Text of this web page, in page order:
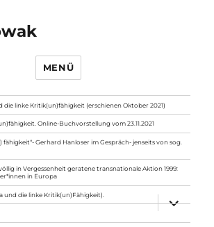
MENÜ
die linke Kritik(un)fähigkeit (erschienen Oktober 2021)
Online-Buchvorstellung vom 23.11.2021
fähigkeit“- Gerhard Hanloser im Gespräch- jenseits von sog.
in Vergessenheit geratene transnationale Aktion 1999:
in Europa
und die linke Kritik(un)Fähigkeit).
anzeigen